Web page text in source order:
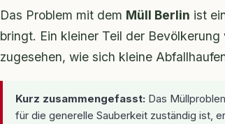
Das Problem mit dem Müll Berlin ist
bringt. Ein kleiner Teil der
zugesehen, wie sich kleine
Kurz zusammengefasst: Das
für die generelle Sauberkeit zuständig ist,